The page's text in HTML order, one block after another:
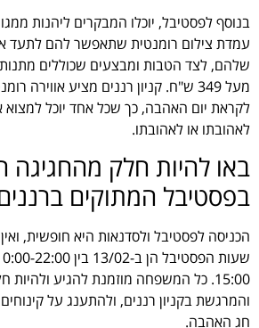
בנוסף לפסטיבל, יוכלו המבקרים ליהנות
עמדת צילום רומנטית שתאפשר להם לתעד
שלהם, לצד הטבות ומבצעים שכוללים
מעל 349 ש"ח. קניון רננים מציע אווירה
לקראת יום האהבה, כך שכל אחד יוכל
לאהובתו או לאהובתו.
באו להיות חלק מהחגיגה
בפסטיבל המתוקים
הכניסה לפסטיבל ולסדנאות היא חופשית,
15:00. כל המשפחה מוזמנת להגיע
והמרגשת בקניון רננים, ולהתענג על
חג האהבה.